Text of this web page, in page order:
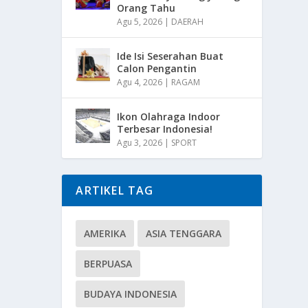
Orang Tahu
Agu 5, 2026 | DAERAH
Ide Isi Seserahan Buat
Calon Pengantin
Agu 4, 2026 | RAGAM
Ikon Olahraga Indoor
Terbesar Indonesia!
Agu 3, 2026 | SPORT
ARTIKEL TAG
AMERIKA ASIA TENGGARA
BERPUASA
BUDAYA INDONESIA